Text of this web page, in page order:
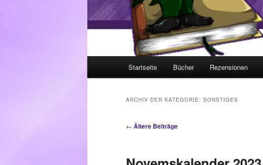
Startseite Bücher Rezensionen
ARCHIV DER KATEGORIE: SONSTIGES
Beitragsnavigation
← Ältere Beiträge